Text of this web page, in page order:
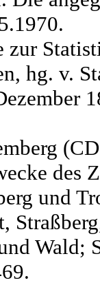
hg. v.
des
und
Wald;